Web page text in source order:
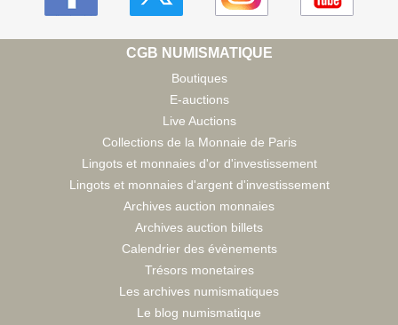
CGB NUMISMATIQUE
Boutiques
E-auctions
Live Auctions
Collections de la Monnaie de Paris
Lingots et monnaies d'or d'investissement
Lingots et monnaies d'argent d'investissement
Archives auction monnaies
Archives auction billets
Calendrier des évènements
Trésors monetaires
Les archives numismatiques
Le blog numismatique